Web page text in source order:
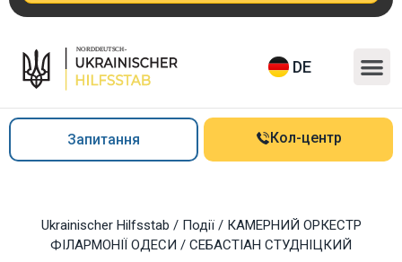
DE
Запитання Кол-центр
Ukrainischer Hilfsstab / Події/ КАМЕРНИЙ ОРКЕСТР
ФІЛАРМОНІЇ ОДЕСИ / СЕБАСТІАН СТУДНІЦКИЙ